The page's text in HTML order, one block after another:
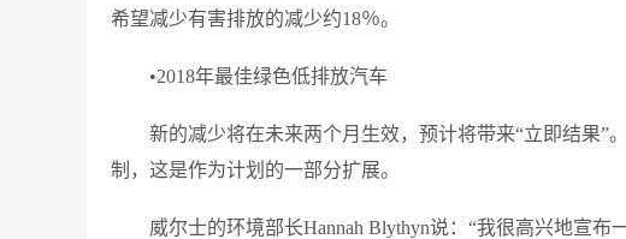
希望减少有害排放的减少约18％。
•2018年最佳绿色低排放汽车
新的减少将在未来两个月生效，预计将带来“立即结果”
制，这是作为计划的一部分扩展。
威尔士的环境部长Hannah Blythyn说：“我很高兴地宣